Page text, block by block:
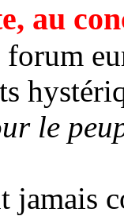
au
le
jamais